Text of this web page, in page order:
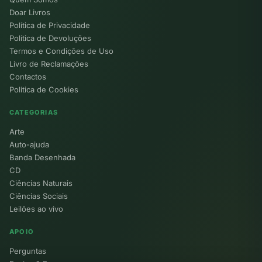
Doar Livros
Política de Privacidade
Política de Devoluções
Termos e Condições de Uso
Livro de Reclamações
Contactos
Política de Cookies
CATEGORIAS
Arte
Auto-ajuda
Banda Desenhada
CD
Ciências Naturais
Ciências Sociais
Leilões ao vivo
APOIO
Perguntas